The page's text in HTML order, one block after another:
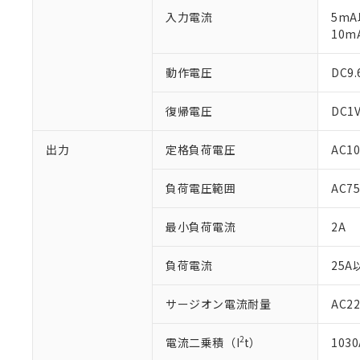
入力電流
5mA
動作電圧
復帰電圧
出力 定格負荷電圧
負荷電圧範囲
最小負荷電流 2A
負荷電流 25A
サージオン電流耐量
電流二乗積（I2t）
ご利用条件
以下の条件をお
本サービス
くものです。
当社制御機
在庫状況お
のであり、
正式な納期
当社販売員
在庫状況お
マイパーツ
ている必要
お客様が当
対応予定なし：
調査・確認中：
非該当品：ライ
仕入先様の事情
*EU RoHS指令（10物質
鉛(Pb) 1000ppm以下
六価クロム(Cr(Ⅵ))
フタル酸ビス(2-エチ
ル（DBP） 1000ppm
フタル酸エステル類の
※2 対応予定月
部品在庫の切り
※3 非含有証明
「○」：最大均質
「×」：最大均質
「－」：未確認
Cr(Ⅵ)(六価クロム) :
DBP(フタル酸ジブチ
DEHP(フタル酸ビス
※2 環境保護使
「10」：通常の使
「－」：未確認
当社は、こ
う）を輸出
などの必要
当社は規制
当社は貴社
置等に一切
たしません。
説明
一定数
在庫な